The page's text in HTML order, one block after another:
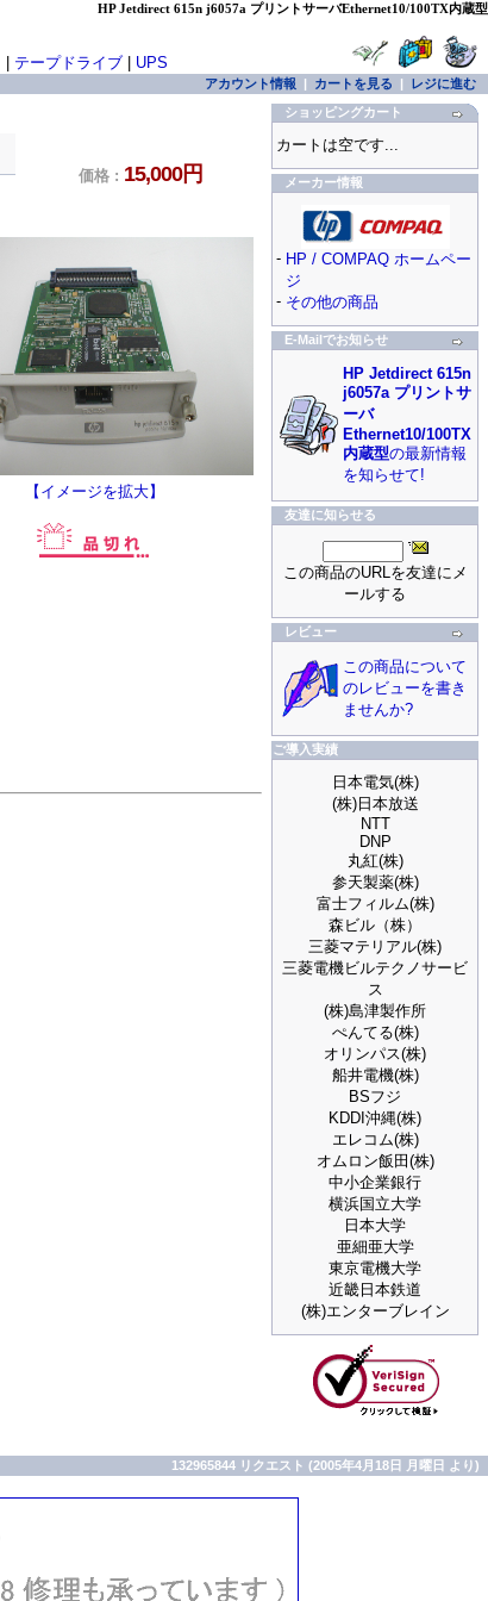
HP Jetdirect 615n j6057a プリントサーバEthernet10/100TX内蔵型
価格 : 15,000円
【イメージを拡大】
テープドライブ| UPS
アカウント情報 カートを見る
レジに進む
ショッピングカート
カートは空です...
メーカー情報
- HP / COMPAQ ホームペー
ジ
- その他の商品
E-Mailでお知らせ
HP Jetdirect 615n
j6057a プリントサ
ーバ
Ethernet10/100TX
内蔵型の最新情報
を知らせて!
友達に知らせる
この商品のURLを友達にメ
ールする
レビュー
この商品について
のレビューを書き
ませんか?
ご導入実績
日本電気(株)
(株)日本放送
NTT
DNP
丸紅(株)
参天製薬(株)
富士フィルム(株)
森ビル（株）
三菱マテリアル(株)
三菱電機ビルテクノサービ
ス
(株)島津製作所
ぺんてる(株)
オリンパス(株)
船井電機(株)
BSフジ
KDDI沖縄(株)
エレコム(株)
オムロン飯田(株)
中小企業銀行
横浜国立大学
日本大学
亜細亜大学
東京電機大学
近畿日本鉄道
(株)エンターブレイン
132965844 リクエスト (2005年4月18日 月曜日 より)